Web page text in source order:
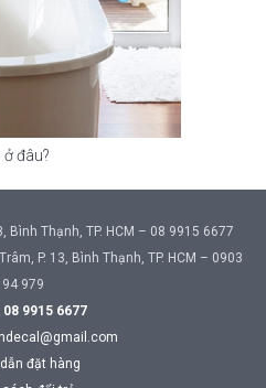
đâu?
Thạnh, TP. HCM – 08 9915 6677
P. 13, Bình Thạnh, TP. HCM – 0903
979
08 9915 6677
đặt hàng